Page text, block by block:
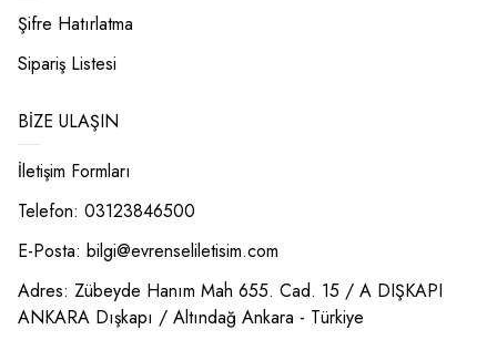
Şifre Hatırlatma
Sipariş Listesi
BIZE ULAŞIN
İletişim Formları
Telefon: 03123846500
E-Posta: bilgi@evrenseliletisim.com
Adres: Zübeyde Hanım Mah 655. Cad. 15 / A DIŞKAPI
ANKARA Dışkapı / Altındağ Ankara - Türkiye